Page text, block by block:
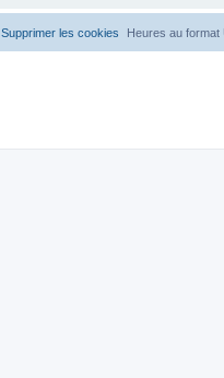
Heures au format
Supprimer les cookies